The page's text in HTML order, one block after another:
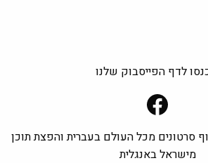
לדף הפייסבוק שלנו
Facebook
סרטונים מכל העולם בעברית והפצת תוכן
מישראל באנגלית